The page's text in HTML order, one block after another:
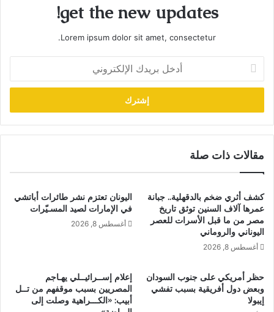
get the new updates!
Lorem ipsum dolor sit amet, consectetur.
بريدك
الإلكتروني
مقالات ذات صلة
كشف أثري ضخم بالدقهلية.. جبانة
عمرها آلاف السنين توثق تاريخ
مصر من ما قبل الأسرات للعصر
اليوناني والروماني
أغسطس 8, 2026
اليونان تعتزم نشر طائرات أباتشي
في الإمارات لصيد المسـيّرات
أغسطس 8, 2026
حظر أمريكي على جنوب السودان
وبعض دول أفريقية بسبب تفشي
إيبولا
إعلام إســرائيــلي يهـاجم
المصريين بسبب موقفهم من تــل
أبيب: «الكـــراهية وصلت إلى